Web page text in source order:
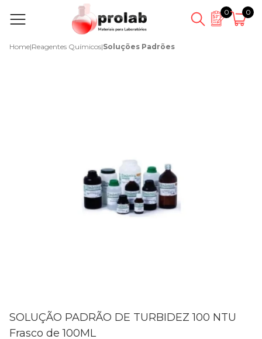
0 0
Home|Reagentes Químicos|Soluções Padrões
SOLUÇÃO PADRÃO DE TURBIDEZ 100 NTU
Frasco de 100ML